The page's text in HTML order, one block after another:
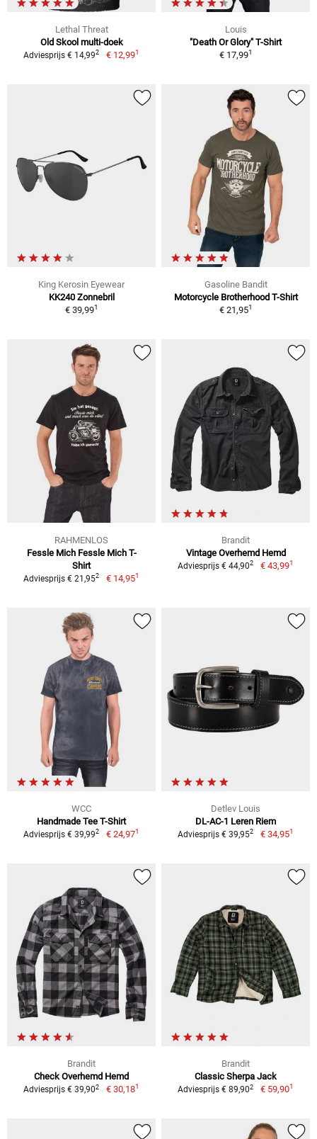
Lethal Threat
Old Skool multi-doek
Adviesprijs € 14,992 € 12,991
Louis
"Death Or Glory" T-Shirt
€ 17,991
King Kerosin Eyewear
KK240 Zonnebril
€ 39,991
Gasoline Bandit
Motorcycle Brotherhood T-Shirt
€ 21,951
RAHMENLOS
Fessle Mich Fessle Mich T-
Shirt
Adviesprijs € 21,952 € 14,951
Brandit
Vintage Overhemd Hemd
Adviesprijs € 44,902 € 43,991
WCC
Handmade Tee T-Shirt
Adviesprijs € 39,992 € 24,971
Detlev Louis
DL-AC-1 Leren Riem
Adviesprijs € 39,952 € 34,951
Brandit
Check Overhemd Hemd
Adviesprijs € 39,902 € 30,181
Brandit
Classic Sherpa Jack
Adviesprijs € 89,902 € 59,901